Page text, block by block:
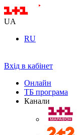
UA
RU
Вхід в кабінет
Онлайн
ТБ програма
Канали